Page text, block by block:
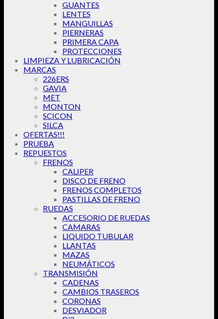
GUANTES
LENTES
MANGUILLAS
PIERNERAS
PRIMERA CAPA
PROTECCIONES
LIMPIEZA Y LUBRICACIÓN
MARCAS
226ERS
GAVIA
MET
MONTON
SCICON
SILCA
OFERTAS!!!
PRUEBA
REPUESTOS
FRENOS
CALIPER
DISCO DE FRENO
FRENOS COMPLETOS
PASTILLAS DE FRENO
RUEDAS
ACCESORIO DE RUEDAS
CAMARAS
LIQUIDO TUBULAR
LLANTAS
MAZAS
NEUMÁTICOS
TRANSMISIÓN
CADENAS
CAMBIOS TRASEROS
CORONAS
DESVIADOR